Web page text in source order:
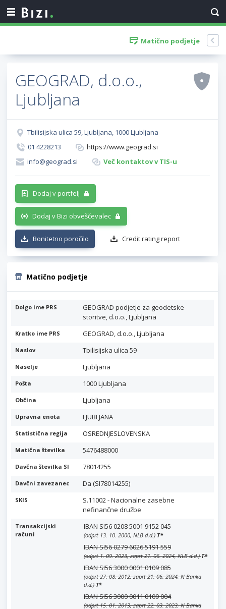
Matično podjetje
GEOGRAD, d.o.o.,
Ljubljana
Tbilisijska ulica 59, Ljubljana, 1000 Ljubljana
01 4228213
https://www.geograd.si
info@geograd.si
Več kontaktov v TIS-u
Dodaj v portfelj
Dodaj v Bizi obveščevalec
Bonitetno poročilo Credit rating report
Matično podjetje
Dolgo ime PRS
GEOGRAD podjetje za geodetske
storitve, d.o.o., Ljubljana
Kratko ime PRS GEOGRAD, d.o.o., Ljubljana
Naslov Tbilisijska ulica 59
Naselje Ljubljana
Pošta 1000 Ljubljana
Občina Ljubljana
Upravna enota LJUBLJANA
Statistična regija OSREDNJESLOVENSKA
Matična številka 5476488000
Davčna številka SI 78014255
Davčni zavezanec Da (SI78014255)
SKIS
S.11002 - Nacionalne zasebne
nefinančne družbe
Transakcijski
računi
IBAN SI56 0208 5001 9152 045
(odprt 13. 10. 2000, NLB d.d.) T*
IBAN SI56 0279 6026 5191 559
(odprt 1. 09. 2023, zaprt 21. 06. 2024, NLB d.d.)T*
IBAN SI56 3000 0001 0109 085
(odprt 27. 08. 2012, zaprt 21. 06. 2024, N Banka
d.d.)T*
IBAN SI56 3000 0011 0109 004
(odprt 15. 01. 2013, zaprt 22. 03. 2023, N Banka